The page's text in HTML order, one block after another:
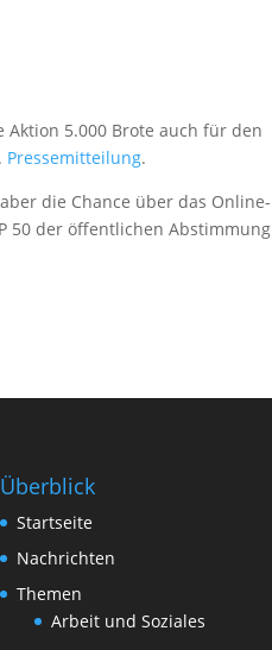
5.000 Brote auch für den
Pres­se­mit­tei­lung.
die Chance über das Online-
50 der öffent­li­chen Abstim­mung
Überblick
Startseite
Nachrichten
Themen
Arbeit und Soziales